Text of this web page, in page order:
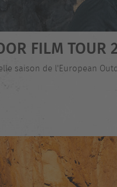
FILM TOUR
saison de l'European